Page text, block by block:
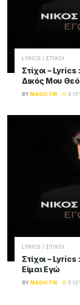
LYRICS / ΣΤΙΧΟΙ
Στίχοι –
Δικός Μου
BY MAGIC FM 9
LYRICS / ΣΤΙΧΟΙ
Στίχοι –
Είμαι Εγώ
BY MAGIC FM 9